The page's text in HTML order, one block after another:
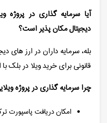
آیا سرمایه گذاری در پروژه
دیجیتال مکان پذیر است؟
بله، سرمایه داران در ارز های
قانونی برای خرید ویلا در بلک
چرا سرمایه گذاری در پروژه
امکان دریافت پاسپورت